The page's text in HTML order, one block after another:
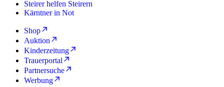
Steirer helfen Steirern
Kärntner in Not
Shop
Auktion
Kinderzeitung
Trauerportal
Partnersuche
Werbung